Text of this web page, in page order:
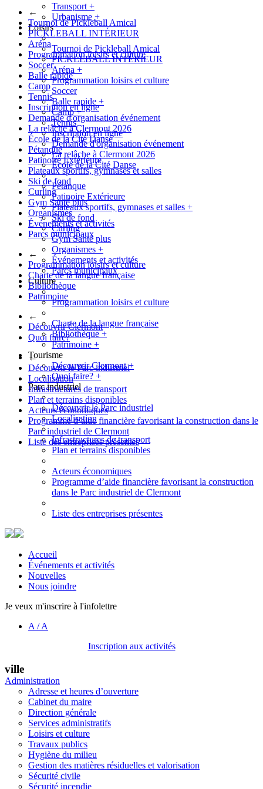
←
Tournoi de Pickleball Amical
PICKLEBALL INTÉRIEUR
Aréna
Programmation loisirs et culture
Soccer
Balle rapide
Camp
Tennis
Inscription en ligne
Demande d'organisation événement
La relâche à Clermont 2026
École de la Cité Danse
Pétanque
Patinoire Extérieure
Plateaux sportifs, gymnases et salles
Ski de fond
Curling
Gym Santé plus
Organismes
Événements et activités
Parcs municipaux
←
Programmation loisirs et culture
Charte de la langue française
Bibliothèque
Patrimoine
←
Découvrir Clermont
Quoi faire?
←
Découvrir le Parc industriel
Localisation
Infrastructures de transport
Plan et terrains disponibles
Acteurs économiques
Programme d’aide financière favorisant la construction dans le
Parc industriel de Clermont
Liste des entreprises présentes
Transport +
Urbanisme +
Loisirs
Tournoi de Pickleball Amical
PICKLEBALL INTÉRIEUR
Aréna +
Programmation loisirs et culture
Soccer
Balle rapide +
Camp+
Tennis
Inscription en ligne
Demande d'organisation événement
La relâche à Clermont 2026
École de la Cité Danse
Pétanque
Patinoire Extérieure
Plateaux sportifs, gymnases et salles +
Ski de fond
Curling
Gym Santé plus
Organismes +
Événements et activités
Parcs municipaux
Culture
Programmation loisirs et culture
Charte de la langue française
Bibliothèque+
Patrimoine +
Tourisme
Découvrir Clermont+
Quoi faire? +
Parc industriel
Découvrir le Parc industriel
Localisation
Infrastructures de transport
Plan et terrains disponibles
Acteurs économiques
Programme d’aide financière favorisant la construction
dans le Parc industriel de Clermont
Liste des entreprises présentes
Accueil
Événements et activités
Nouvelles
Nous joindre
Je veux m'inscrire à l'infolettre
A /A
Inscription aux activités
ville
Administration
Adresse et heures d’ouverture
Cabinet du maire
Direction générale
Services administratifs
Loisirs et culture
Travaux publics
Hygiène du milieu
Gestion des matières résiduelles et valorisation
Sécurité civile
Sécurité incendie